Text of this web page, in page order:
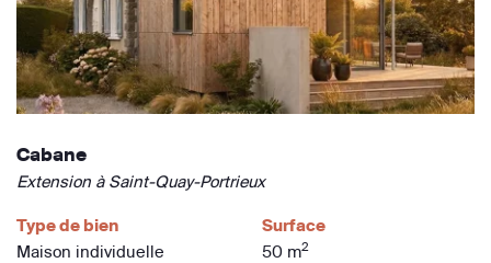
Cabane
Extension à Saint-Quay-Portrieux
Type de bien
Maison individuelle
Surface
50 m2